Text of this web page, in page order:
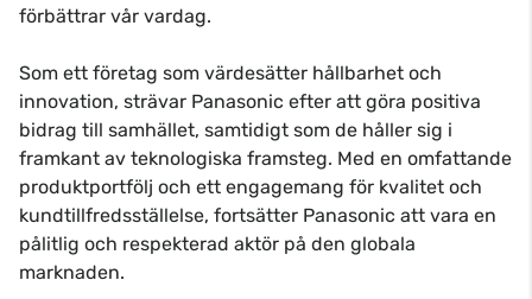
förbättrar vår vardag.
Som ett företag som värdesätter hållbarhet och
innovation, strävar Panasonic efter att göra positiva
bidrag till samhället, samtidigt som de håller sig i
framkant av teknologiska framsteg. Med en omfattande
produktportfölj och ett engagemang för kvalitet och
kundtillfredsställelse, fortsätter Panasonic att vara en
pålitlig och respekterad aktör på den globala
marknaden.